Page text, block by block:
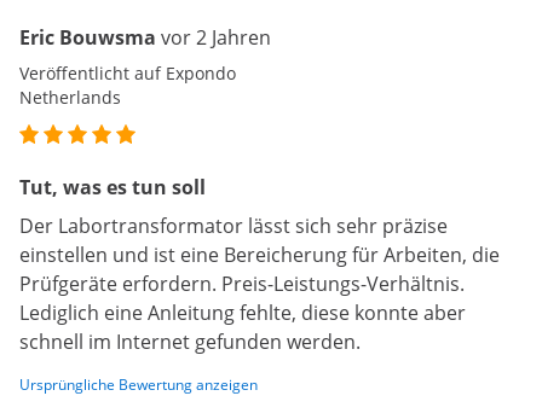
Eric Bouwsma vor 2 Jahren
Veröffentlicht auf Expondo
Netherlands
Tut, was es tun soll
Der Labortransformator lässt sich sehr präzise
einstellen und ist eine Bereicherung für Arbeiten, die
Prüfgeräte erfordern. Preis-Leistungs-Verhältnis.
Lediglich eine Anleitung fehlte, diese konnte aber
schnell im Internet gefunden werden.
Ursprüngliche Bewertung anzeigen